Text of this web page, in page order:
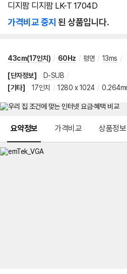
디지팜 디지팜 LK-T 1704D
가격비교 중지 된 상품입니다.
43cm(17인치) / 60Hz / 평면 / 13ms /
[단자정보] D-SUB /
[기타]
17인치 / 1280 x 1024 /
요약정보 가격비교 상품정보